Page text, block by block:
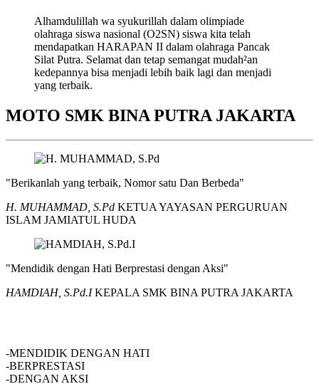
Alhamdulillah wa syukurillah dalam olimpiade
olahraga siswa nasional (O2SN) siswa kita telah
mendapatkan HARAPAN II dalam olahraga Pancak
Silat Putra. Selamat dan tetap semangat mudah²an
kedepannya bisa menjadi lebih baik lagi dan menjadi
yang terbaik.
MOTO SMK BINA PUTRA JAKARTA
"Berikanlah yang terbaik, Nomor satu Dan Berbeda"
H. MUHAMMAD, S.Pd KETUA YAYASAN PERGURUAN
ISLAM JAMIATUL HUDA
"Mendidik dengan Hati Berprestasi dengan Aksi"
HAMDIAH, S.Pd.IKEPALA SMK BINA PUTRA JAKARTA
-MENDIDIK DENGAN HATI
-BERPRESTASI
-DENGAN AKSI